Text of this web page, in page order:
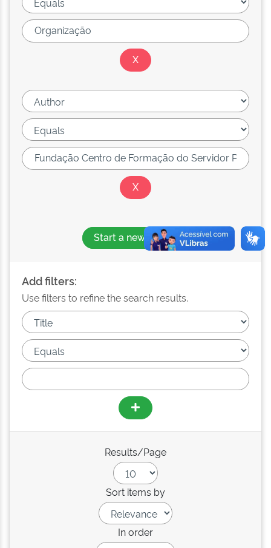
Start a new search
Add filters:
Use filters to refine the search results.
Results/Page
Sort items by
In order